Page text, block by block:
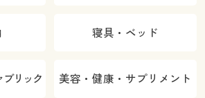
寝具・ベッド
ブリック 美容・健康・サプリメント